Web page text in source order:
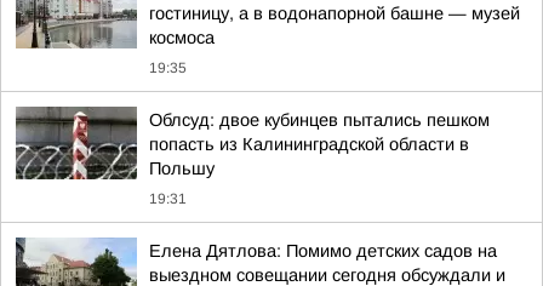
гостиницу, а в водонапорной башне — музей
космоса
19:35
Облсуд: двое кубинцев пытались пешком
попасть из Калининградской области в
Польшу
19:31
Елена Дятлова: Помимо детских садов на
выездном совещании сегодня обсуждали и